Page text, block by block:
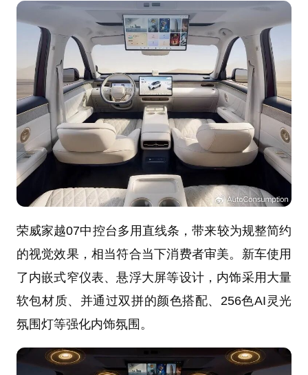
荣威家越07中控台多用直线条，带来较为规整简约
的视觉效果，相当符合当下消费者审美。新车使用
了内嵌式窄仪表、悬浮大屏等设计，内饰采用大量
软包材质、并通过双拼的颜色搭配、256色AI灵光
氛围灯等强化内饰氛围。